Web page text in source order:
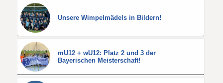
Unsere Wimpelmädels in Bildern!
mU12 + wU12: Platz 2 und 3 der
Bayerischen Meisterschaft!